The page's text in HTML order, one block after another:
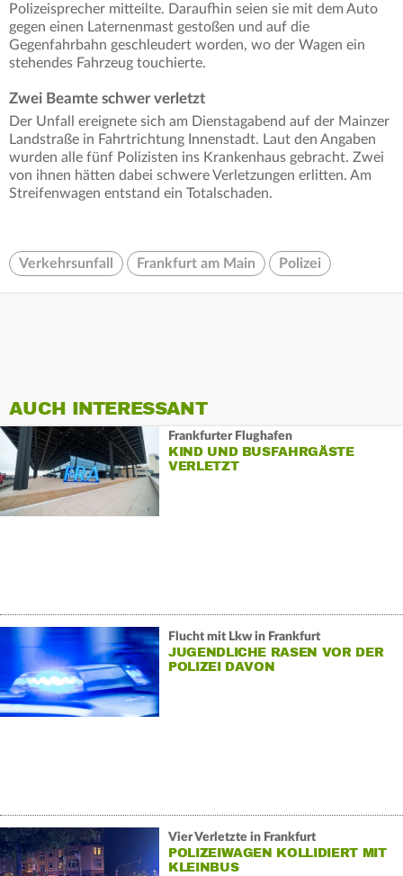
Polizeisprecher mitteilte. Daraufhin seien sie mit dem Auto
gegen einen Laternenmast gestoßen und auf die
Gegenfahrbahn geschleudert worden, wo der Wagen ein
stehendes Fahrzeug touchierte.
Zwei Beamte schwer verletzt
Der Unfall ereignete sich am Dienstagabend auf der Mainzer
Landstraße in Fahrtrichtung Innenstadt. Laut den Angaben
wurden alle fünf Polizisten ins Krankenhaus gebracht. Zwei
von ihnen hätten dabei schwere Verletzungen erlitten. Am
Streifenwagen entstand ein Totalschaden.
Verkehrsunfall Frankfurt am Main Polizei
AUCH INTERESSANT
Frankfurter Flughafen
KIND UND BUSFAHRGÄSTE
VERLETZT
Flucht mit Lkw in Frankfurt
JUGENDLICHE RASEN VOR DER
POLIZEI DAVON
Vier Verletzte in Frankfurt
POLIZEIWAGEN KOLLIDIERT MIT
KLEINBUS